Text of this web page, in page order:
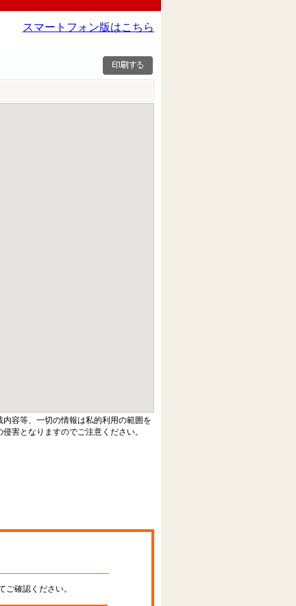
スマートフォン版はこちら
容等、一切の情報は私的利用の範囲を
害となりますのでご注意ください。
確認ください。